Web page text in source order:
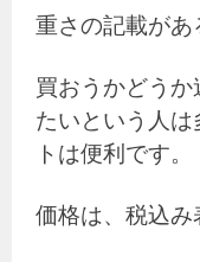
重さの記載があ
買おうかどう
たいという人
トは便利です。
価格は、税込み